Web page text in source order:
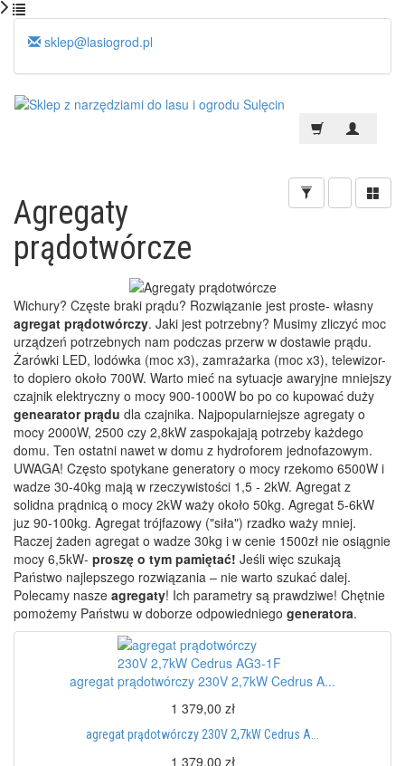
sklep@lasiogrod.pl
Agregaty
prądotwórcze
Wichury? Częste braki prądu? Rozwiązanie jest proste- własny
agregat prądotwórczy. Jaki jest potrzebny? Musimy zliczyć moc
urządzeń potrzebnych nam podczas przerw w dostawie prądu.
Żarówki LED, lodówka (moc x3), zamrażarka (moc x3), telewizor-
to dopiero około 700W. Warto mieć na sytuacje awaryjne mniejszy
czajnik elektryczny o mocy 900-1000W bo po co kupować duży
genearator prądu dla czajnika. Najpopularniejsze agregaty o
mocy 2000W, 2500 czy 2,8kW zaspokajają potrzeby każdego
domu. Ten ostatni nawet w domu z hydroforem jednofazowym.
UWAGA! Często spotykane generatory o mocy rzekomo 6500W i
wadze 30-40kg mają w rzeczywistości 1,5 - 2kW. Agregat z
solidna prądnicą o mocy 2kW waży około 50kg. Agregat 5-6kW
juz 90-100kg. Agregat trójfazowy ("siła") rzadko waży mniej.
Raczej żaden agregat o wadze 30kg i w cenie 1500zł nie osiągnie
mocy 6,5kW- proszę o tym pamiętać! Jeśli więc szukają
Państwo najlepszego rozwiązania – nie warto szukać dalej.
Polecamy nasze agregaty! Ich parametry są prawdziwe! Chętnie
pomożemy Państwu w doborze odpowiedniego generatora.
agregat prądotwórczy 230V 2,7kW Cedrus A...
1 379,00 zł
agregat prądotwórczy 230V 2,7kW Cedrus A...
1 379,00 zł